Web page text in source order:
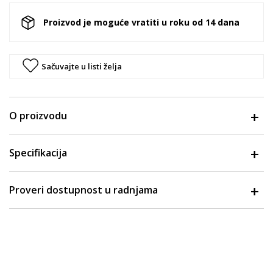
Proizvod je moguće vratiti u roku od 14 dana
Sačuvajte u listi želja
O proizvodu
Specifikacija
Proveri dostupnost u radnjama